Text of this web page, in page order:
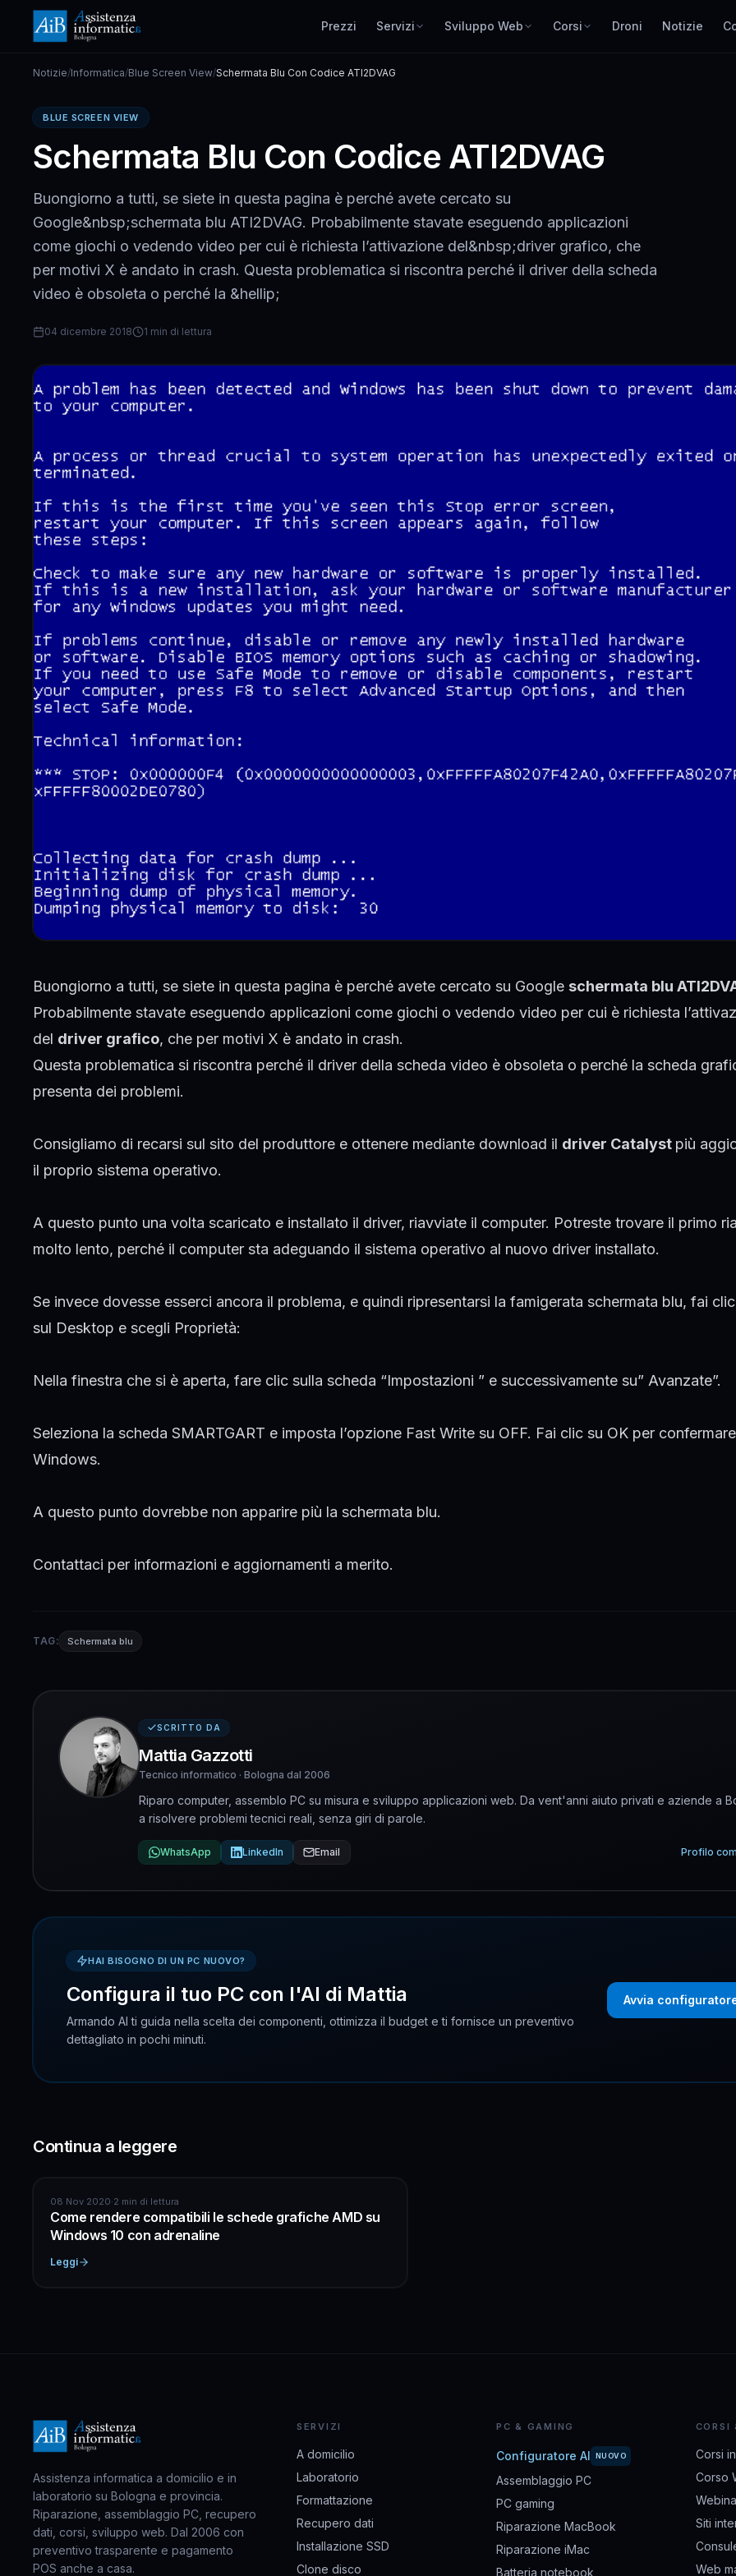
Prezzi Servizi Sviluppo Web Corsi Droni Notizie
Notizie/Informatica/Blue Screen View/Schermata Blu Con Codice ATI2DVAG
BLUE SCREEN VIEW
Schermata Blu Con Codice ATI2DVAG
Buongiorno a tutti, se siete in questa pagina è perché avete cercato su
Google&nbsp;schermata blu ATI2DVAG. Probabilmente stavate eseguendo applicazioni
come giochi o vedendo video per cui è richiesta l’attivazione del&nbsp;driver grafico, che
per motivi X è andato in crash. Questa problematica si riscontra perché il driver della scheda
video è obsoleta o perché la &hellip;
04 dicembre 2018 1 min di lettura
Buongiorno a tutti, se siete in questa pagina è perché avete cercato su Google schermata blu
Probabilmente stavate eseguendo applicazioni come giochi o vedendo video per cui è richiesta
del driver grafico, che per motivi X è andato in crash.
Questa problematica si riscontra perché il driver della scheda video è obsoleta o perché la scheda
presenta dei problemi.
Consigliamo di recarsi sul sito del produttore e ottenere mediante download il driver Catalyst più
il proprio sistema operativo.
A questo punto una volta scaricato e installato il driver, riavviate il computer. Potreste trovare il primo
molto lento, perché il computer sta adeguando il sistema operativo al nuovo driver installato.
Se invece dovesse esserci ancora il problema, e quindi ripresentarsi la famigerata schermata blu, fai
sul Desktop e scegli Proprietà:
Nella finestra che si è aperta, fare clic sulla scheda “Impostazioni ” e successivamente su” Avanzate”.
Seleziona la scheda SMARTGART e imposta l’opzione Fast Write su OFF. Fai clic su OK per
Windows.
A questo punto dovrebbe non apparire più la schermata blu.
Contattaci per informazioni e aggiornamenti a merito.
TAG: Schermata blu
SCRITTO DA
Mattia Gazzotti
Tecnico informatico · Bologna dal 2006
Riparo computer, assemblo PC su misura e sviluppo applicazioni web. Da vent'anni aiuto privati e aziende a
a risolvere problemi tecnici reali, senza giri di parole.
WhatsApp LinkedIn Email Profilo
HAI BISOGNO DI UN PC NUOVO?
Configura il tuo PC con l'AI di Mattia
Armando AI ti guida nella scelta dei componenti, ottimizza il budget e ti fornisce un preventivo
dettagliato in pochi minuti.
Avvia
Continua a leggere
ASSISTENZA COMPUTER
08 Nov 2020·2 min di lettura
Come rendere compatibili le schede grafiche AMD su
Windows 10 con adrenaline
Leggi
Assistenza informatica a domicilio e in
laboratorio su Bologna e provincia.
Riparazione, assemblaggio PC, recupero
dati, corsi, sviluppo web. Dal 2006 con
preventivo trasparente e pagamento
POS anche a casa.
SERVIZI
A domicilio
Laboratorio
Formattazione
Recupero dati
Installazione SSD
Clone disco
PC & GAMING
Configuratore AI NUOVO
Assemblaggio PC
PC gaming
Riparazione MacBook
Riparazione iMac
Batteria notebook
CORSI
Corsi
Corso
Siti
Web